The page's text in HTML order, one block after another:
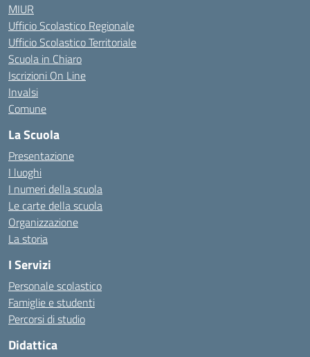
MIUR
Ufficio Scolastico Regionale
Ufficio Scolastico Territoriale
Scuola in Chiaro
Iscrizioni On Line
Invalsi
Comune
La Scuola
Presentazione
I luoghi
I numeri della scuola
Le carte della scuola
Organizzazione
La storia
I Servizi
Personale scolastico
Famiglie e studenti
Percorsi di studio
Didattica